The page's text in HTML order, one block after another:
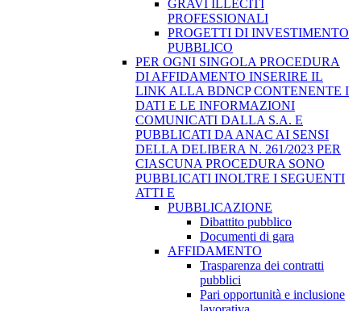
GRAVI ILLECITI
PROFESSIONALI
PROGETTI DI INVESTIMENTO
PUBBLICO
PER OGNI SINGOLA PROCEDURA
DI AFFIDAMENTO INSERIRE IL
LINK ALLA BDNCP CONTENENTE I
DATI E LE INFORMAZIONI
COMUNICATI DALLA S.A. E
PUBBLICATI DA ANAC AI SENSI
DELLA DELIBERA N. 261/2023 PER
CIASCUNA PROCEDURA SONO
PUBBLICATI INOLTRE I SEGUENTI
ATTI E
PUBBLICAZIONE
Dibattito pubblico
Documenti di gara
AFFIDAMENTO
Trasparenza dei contratti
pubblici
Pari opportunità e inclusione